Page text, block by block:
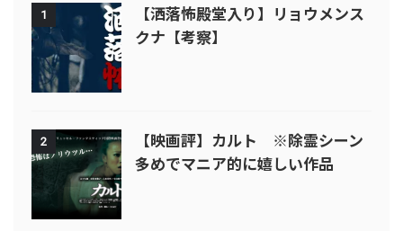
1
【洒落怖殿堂入り】リョウメンス
クナ【考察】
2
【映画評】カルト ※除霊シーン
多めでマニア的に嬉しい作品